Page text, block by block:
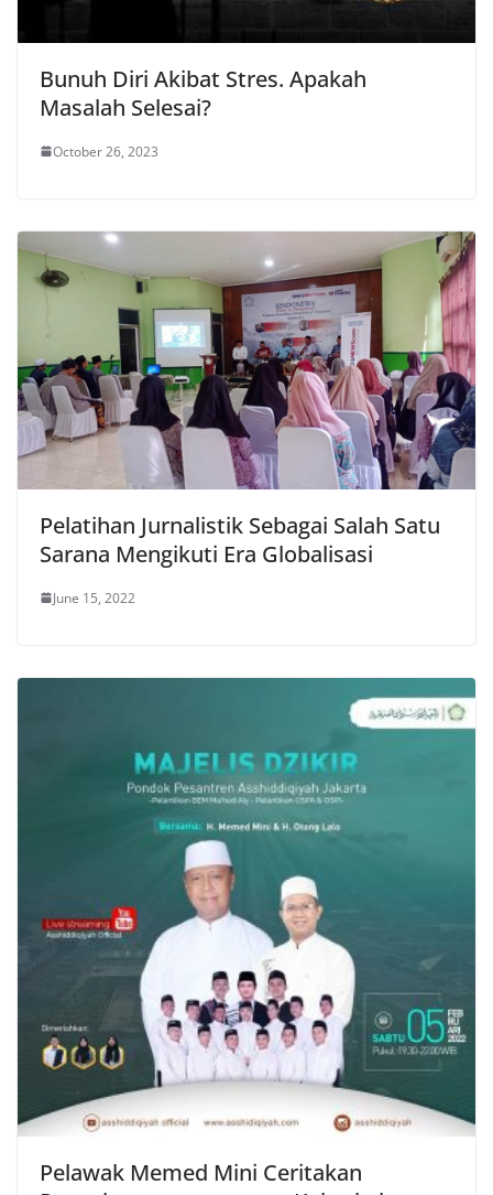
Bunuh Diri Akibat Stres. Apakah
Masalah Selesai?
October 26, 2023
Pelatihan Jurnalistik Sebagai Salah Satu
Sarana Mengikuti Era Globalisasi
June 15, 2022
Pelawak Memed Mini Ceritakan